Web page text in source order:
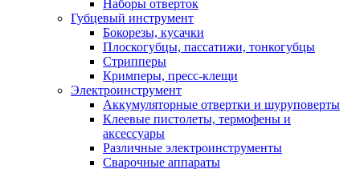
Наборы отверток
Губцевый инструмент
Бокорезы, кусачки
Плоскогубцы, пассатижи, тонкогубцы
Стрипперы
Кримперы, пресс-клещи
Электроинструмент
Аккумуляторные отвертки и шуруповерты
Клеевые пистолеты, термофены и
аксессуары
Различные электроинструменты
Сварочные аппараты